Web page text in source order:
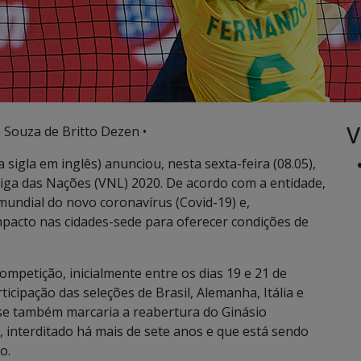
de Britto Dezen •
sigla em inglês) anunciou, nesta sexta-feira (08.05),
das Nações (VNL) 2020. De acordo com a entidade,
do novo coronavírus (Covid-19) e,
nas cidades-sede para oferecer condições de
inicialmente entre os dias 19 e 21 de
das seleções de Brasil, Alemanha, Itália e
também marcaria a reabertura do Ginásio
há mais de sete anos e que está sendo